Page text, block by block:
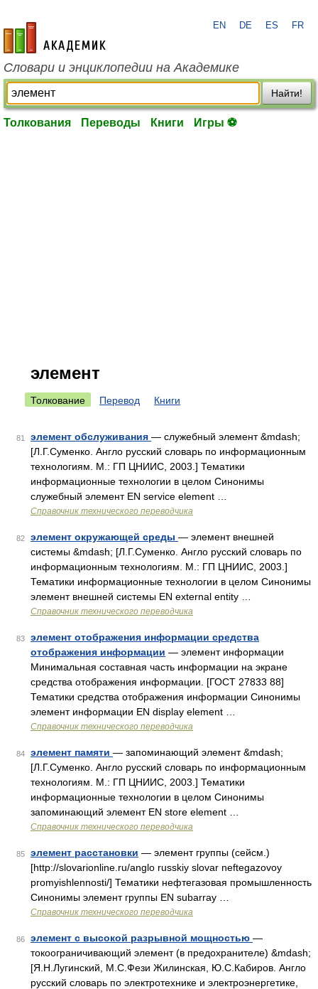
academic.ru
EN DE ES FR
Словари и энциклопедии на Академике
Найти!
Толкования Переводы Книги Игры ⚽
элемент
Толкование Перевод Книги
81 элемент обслуживания — служебный элемент &mdash;
[Л.Г.Суменко. Англо русский словарь по информационным
технологиям. М.: ГП ЦНИИС, 2003.] Тематики
информационные технологии в целом Синонимы
служебный элемент EN service element …
Справочник технического переводчика
82 элемент окружающей среды — элемент внешней
системы &mdash; [Л.Г.Суменко. Англо русский словарь по
информационным технологиям. М.: ГП ЦНИИС, 2003.]
Тематики информационные технологии в целом Синонимы
элемент внешней системы EN external entity …
Справочник технического переводчика
83
элемент отображения информации средства
отображения информации — элемент информации
Минимальная составная часть информации на экране
средства отображения информации. [ГОСТ 27833 88]
Тематики средства отображения информации Синонимы
элемент информации EN display element …
Справочник технического переводчика
84 элемент памяти — запоминающий элемент &mdash;
[Л.Г.Суменко. Англо русский словарь по информационным
технологиям. М.: ГП ЦНИИС, 2003.] Тематики
информационные технологии в целом Синонимы
запоминающий элемент EN store element …
Справочник технического переводчика
85 элемент расстановки — элемент группы (сейсм.)
[http://slovarionline.ru/anglo russkiy slovar neftegazovoy
promyishlennosti/] Тематики нефтегазовая промышленность
Синонимы элемент группы EN subarray …
Справочник технического переводчика
86 элемент с высокой разрывной мощностью —
токоограничивающий элемент (в предохранителе) &mdash;
[Я.Н.Лугинский, М.С.Фези Жилинская, Ю.С.Кабиров. Англо
русский словарь по электротехнике и электроэнергетике,